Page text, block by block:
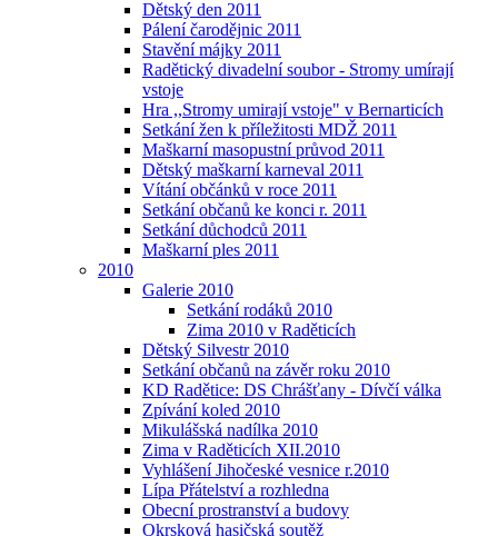
Dětský den 2011
Pálení čarodějnic 2011
Stavění májky 2011
Radětický divadelní soubor - Stromy umírají
vstoje
Hra ,,Stromy umirají vstoje" v Bernarticích
Setkání žen k příležitosti MDŽ 2011
Maškarní masopustní průvod 2011
Dětský maškarní karneval 2011
Vítání občánků v roce 2011
Setkání občanů ke konci r. 2011
Setkání důchodců 2011
Maškarní ples 2011
2010
Galerie 2010
Setkání rodáků 2010
Zima 2010 v Raděticích
Dětský Silvestr 2010
Setkání občanů na závěr roku 2010
KD Radětice: DS Chrášťany - Dívčí válka
Zpívání koled 2010
Mikulášská nadílka 2010
Zima v Raděticích XII.2010
Vyhlášení Jihočeské vesnice r.2010
Lípa Přátelství a rozhledna
Obecní prostranství a budovy
Okrsková hasičská soutěž